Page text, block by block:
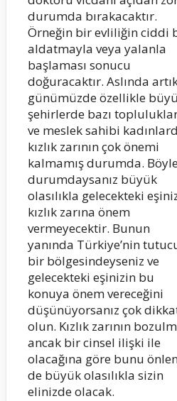
durumda bırakacaktır.
Örneğin bir evliliğin ciddi
aldatmayla veya yalanla
başlaması sonucu
doğuracaktır. Aslında
günümüzde özellikle
şehirlerde bazı
ve meslek sahibi
kızlık zarının çok önemi
kalmamış durumda.
durumdaysanız büyük
olasılıkla gelecekteki
kızlık zarına önem
vermeyecektir. Bunun
yanında Türkiye’nin
bir bölgesindeyseniz ve
gelecekteki eşinizin bu
konuya önem vereceğini
düşünüyorsanız çok
olun. Kızlık zarının
ancak bir cinsel ilişki ile
olacağına göre bunu
de büyük olasılıkla sizin
elinizde olacak.